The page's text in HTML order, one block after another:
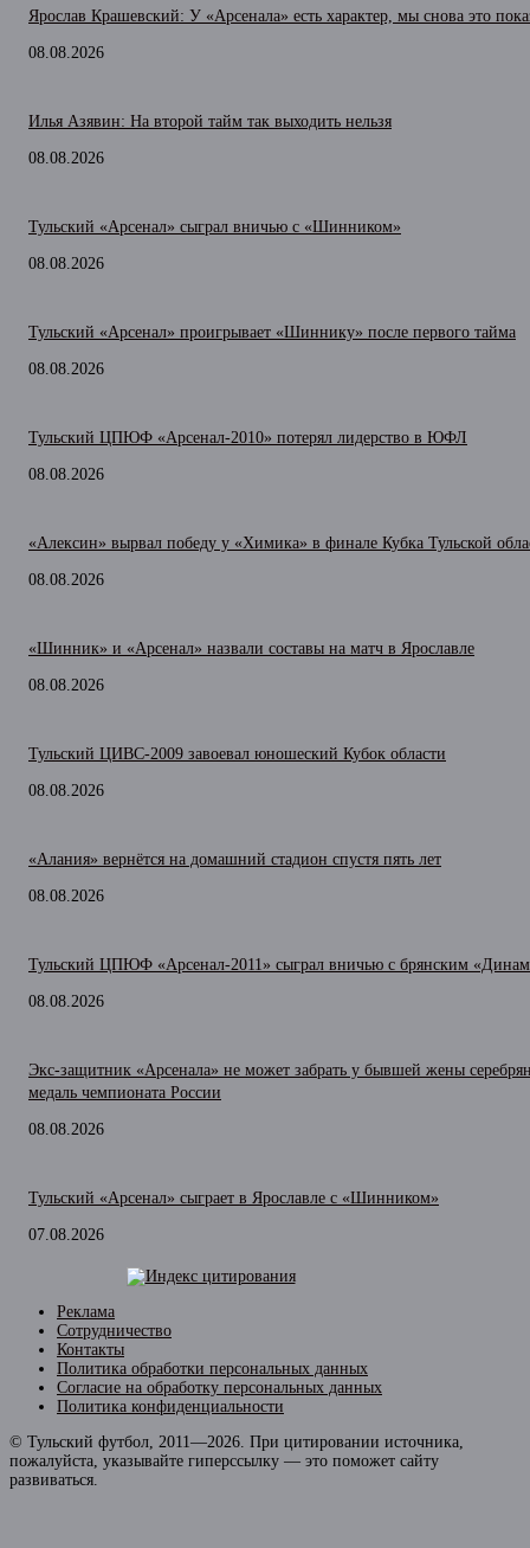
Ярослав Крашевский: У «Арсенала» есть характер, мы снова это
08.08.2026
Илья Азявин: На второй тайм так выходить нельзя
08.08.2026
Тульский «Арсенал» сыграл вничью с «Шинником»
08.08.2026
Тульский «Арсенал» проигрывает «Шиннику» после первого тайма
08.08.2026
Тульский ЦПЮФ «Арсенал-2010» потерял лидерство в ЮФЛ
08.08.2026
«Алексин» вырвал победу у «Химика» в финале Кубка Тульской
08.08.2026
«Шинник» и «Арсенал» назвали составы на матч в Ярославле
08.08.2026
Тульский ЦИВС-2009 завоевал юношеский Кубок области
08.08.2026
«Алания» вернётся на домашний стадион спустя пять лет
08.08.2026
Тульский ЦПЮФ «Арсенал-2011» сыграл вничью с брянским
08.08.2026
Экс-защитник «Арсенала» не может забрать у бывшей жены
медаль чемпионата России
08.08.2026
Тульский «Арсенал» сыграет в Ярославле с «Шинником»
07.08.2026
Реклама
Сотрудничество
Контакты
Политика обработки персональных данных
Согласие на обработку персональных данных
Политика конфиденциальности
© Тульский футбол, 2011—2026. При цитировании источника,
пожалуйста, указывайте гиперссылку — это поможет сайту
развиваться.